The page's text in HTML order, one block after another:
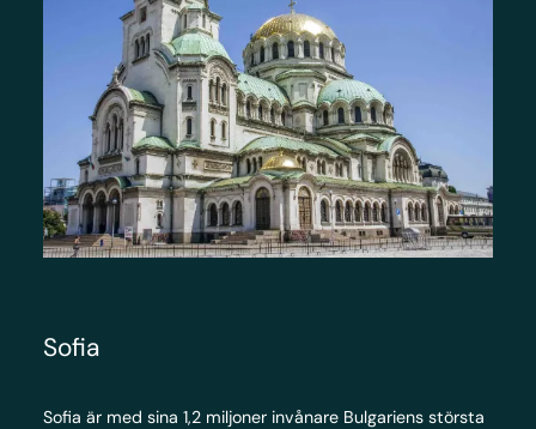
Sofia
Sofia är med sina 1,2 miljoner invånare Bulgariens största